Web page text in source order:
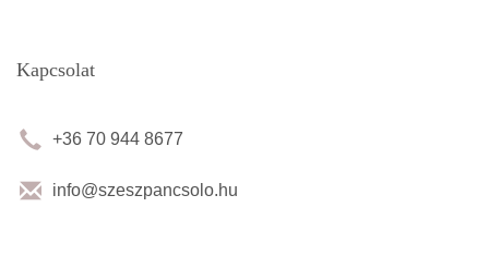
Kapcsolat
+36 70 944 8677
info@szeszpancsolo.hu